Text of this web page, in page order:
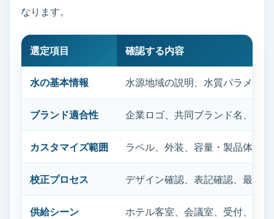
なります。
選定項目 確認する内容
水の基本情報 水源地域の説明、水質パラメー
ブランド適合性 企業ロゴ、共同ブランド名、色
カスタマイズ範囲 ラベル、外装、容量・製品体系
校正プロセス デザイン確認、表記確認、最終
供給シーン ホテル客室、会議室、受付、商